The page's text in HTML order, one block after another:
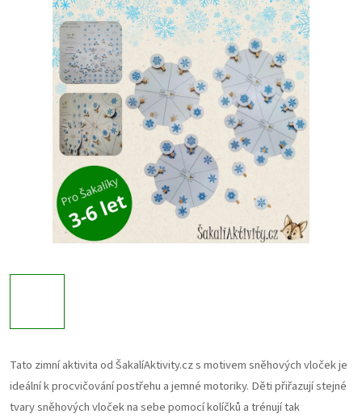
Tato zimní aktivita od ŠakalíAktivity.cz s motivem sněhových vloček je
ideální k procvičování postřehu a jemné motoriky. Děti přiřazují stejné
tvary sněhových vloček na sebe pomocí kolíčků a trénují tak